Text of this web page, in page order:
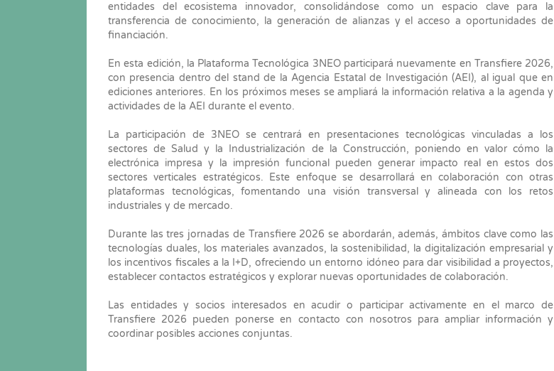
entidades del ecosistema innovador, consolidándose como un espacio clave para la
transferencia de conocimiento, la generación de alianzas y el acceso a oportunidades de
financiación.
En esta edición, la Plataforma Tecnológica 3NEO participará nuevamente en Transfiere 2026,
con presencia dentro del stand de la Agencia Estatal de Investigación (AEI), al igual que en
ediciones anteriores. En los próximos meses se ampliará la información relativa a la agenda y
actividades de la AEI durante el evento.
La participación de 3NEO se centrará en presentaciones tecnológicas vinculadas a los
sectores de Salud y la Industrialización de la Construcción, poniendo en valor cómo la
electrónica impresa y la impresión funcional pueden generar impacto real en estos dos
sectores verticales estratégicos. Este enfoque se desarrollará en colaboración con otras
plataformas tecnológicas, fomentando una visión transversal y alineada con los retos
industriales y de mercado.
Durante las tres jornadas de Transfiere 2026 se abordarán, además, ámbitos clave como las
tecnologías duales, los materiales avanzados, la sostenibilidad, la digitalización empresarial y
los incentivos fiscales a la I+D, ofreciendo un entorno idóneo para dar visibilidad a proyectos,
establecer contactos estratégicos y explorar nuevas oportunidades de colaboración.
Las entidades y socios interesados en acudir o participar activamente en el marco de
Transfiere 2026 pueden ponerse en contacto con nosotros para ampliar información y
coordinar posibles acciones conjuntas.